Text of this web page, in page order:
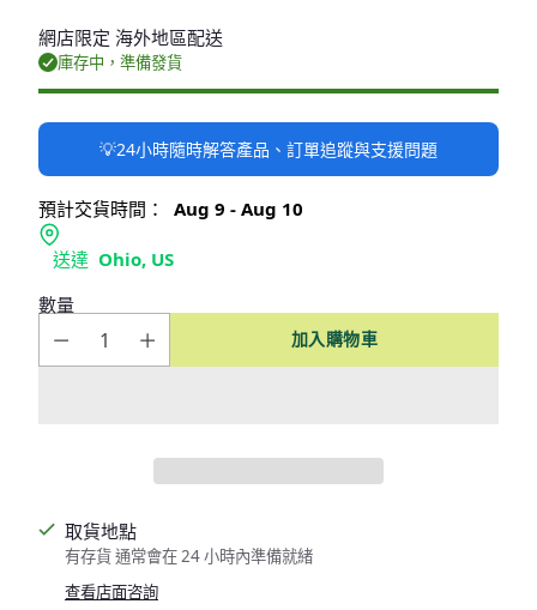
網店限定 海外地區配送
庫存中，準備發貨
💡24小時隨時解答產品、訂單追蹤與支援問題
預計交貨時間： Aug 9 - Aug 10
送達 Ohio, US
數量
加入購物車
取貨地點
有存貨 通常會在 24 小時內準備就緒
查看店面咨詢